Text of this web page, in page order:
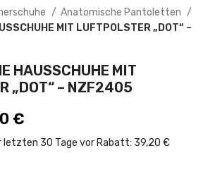
Anatomische Pantoletten
MIT LUFTPOLSTER „DOT“ –
HAUSSCHUHE MIT
„DOT“ – NZF2405
Preis war: 49,00 €
€
34,30 €.
letzten 30 Tage vor Rabatt: 39,20 €